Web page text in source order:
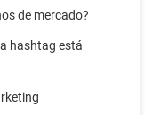
de mercado?
hashtag está